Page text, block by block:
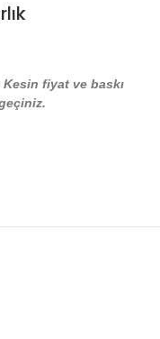
Kesin fiyat ve baskı